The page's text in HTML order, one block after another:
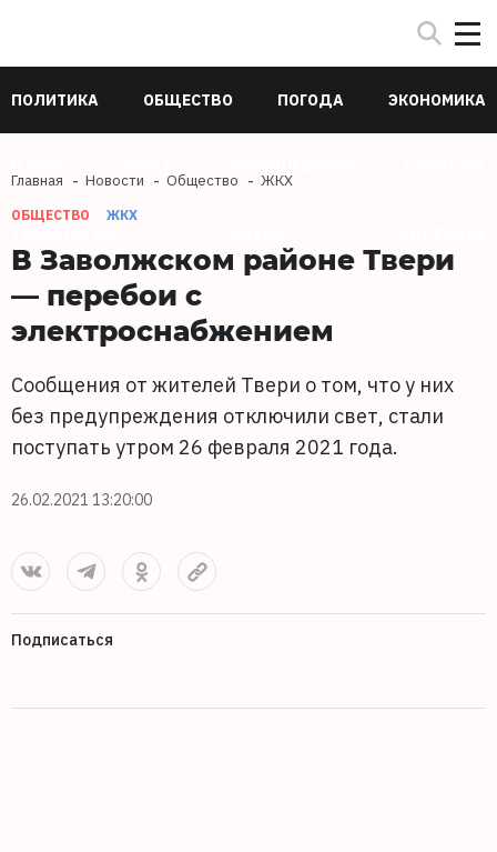
ПОЛИТИКА ОБЩЕСТВО ПОГОДА ЭКОНОМИКА
Главная Новости Общество ЖКХ
ОБЩЕСТВО ЖКХ
В Заволжском районе Твери
— перебои с
электроснабжением
Сообщения от жителей Твери о том, что у них
без предупреждения отключили свет, стали
поступать утром 26 февраля 2021 года.
26.02.2021 13:20:00
Подписаться